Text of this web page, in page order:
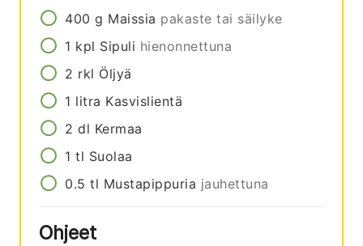
400 g Maissia pakaste tai säilyke
1 kpl Sipuli hienonnettuna
2 rkl Öljyä
1 litra Kasvislientä
2 dl Kermaa
1 tl Suolaa
0.5 tl Mustapippuria jauhettuna
Ohjeet